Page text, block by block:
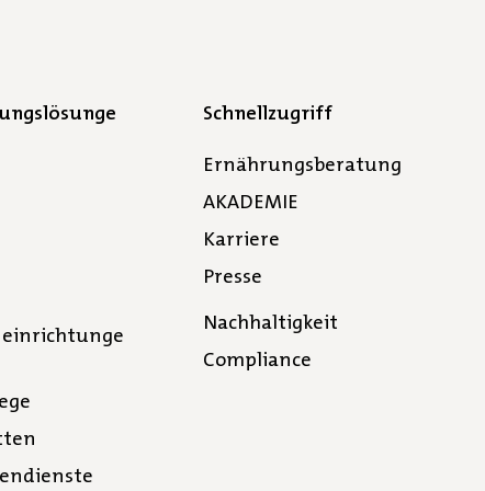
Schnellzugriff
Ernährungsberatung
AKADEMIE
Karriere
Presse
Nachhaltigkeit
Compliance